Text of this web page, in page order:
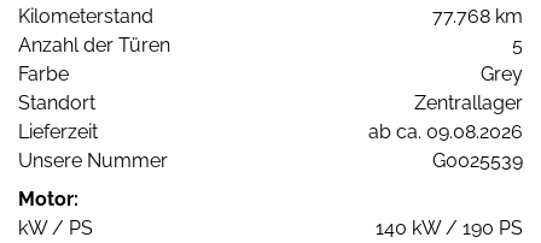
Kilometerstand
77.768 km
Anzahl der Türen
5
Farbe
Grey
Standort
Zentrallager
Lieferzeit
ab ca. 09.08.2026
Unsere Nummer
G0025539
Motor:
kW / PS
140 kW / 190 PS